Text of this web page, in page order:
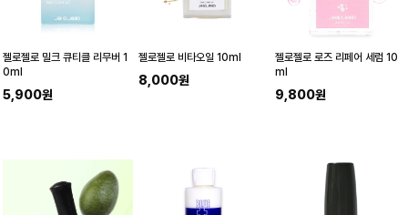
젤로젤로 밀크 큐티클 리무버 1
0ml
5,900원
젤로젤로 비타오일 10ml
8,000원
젤로젤로 로즈 리페어 세럼 10
ml
9,800원